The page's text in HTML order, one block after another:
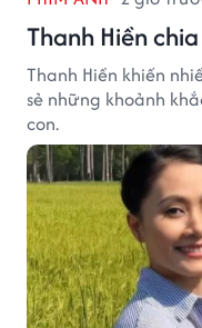
Thanh Hiền
Thanh Hiền khiến
sẻ những khoảnh
con.